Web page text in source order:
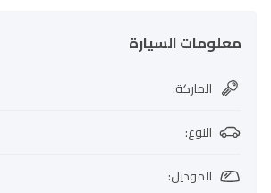
معلومات السيارة
الماركة:
النوع:
الموديل: